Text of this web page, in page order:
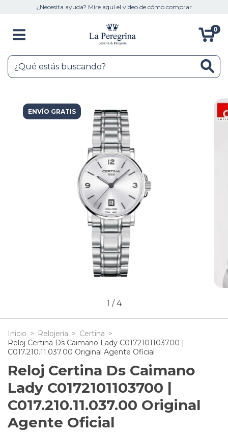
¿Necesita ayuda? Mire aquí el video de cómo comprar
0
ENVÍO GRATIS
1 / 4
Inicio > Relojería > Certina >
Reloj Certina Ds Caimano Lady C0172101103700 |
C017.210.11.037.00 Original Agente Oficial
Reloj Certina Ds Caimano
Lady C0172101103700 |
C017.210.11.037.00 Original
Agente Oficial